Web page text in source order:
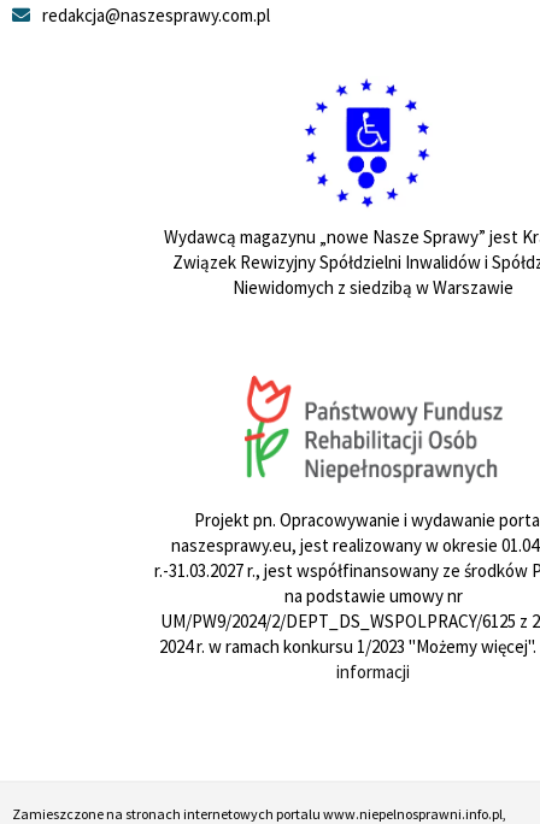
redakcja@naszesprawy.com.pl
Wydawcą magazynu „nowe Nasze Sprawy” jest
Związek Rewizyjny Spółdzielni Inwalidów i
Niewidomych z siedzibą w Warszawie
Projekt pn. Opracowywanie i wydawanie
naszesprawy.eu, jest realizowany w okresie
r.-31.03.2027 r., jest współfinansowany ze środków
na podstawie umowy nr
UM/PW9/2024/2/DEPT_DS_WSPOLPRACY/6125 z
2024 r. w ramach konkursu 1/2023 "Możemy więcej".
informacji
Zamieszczone na stronach internetowych portalu www.niepelnosprawni.info.pl,